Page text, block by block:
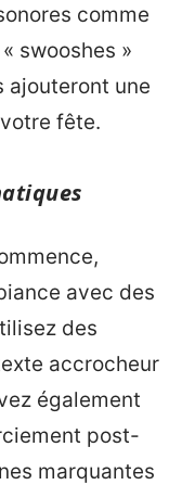
comme
swooshes »
ajouteront une
fête.
avec des
des
accrocheur
également
post-
marquantes